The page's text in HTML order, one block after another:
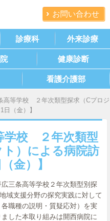
お問い合わせ
診療科 外来診療
健康診断
看護介護部
高等学校 ２年次類型探求（Cプロジ
（金）】
学校 ２年次類型
）による病院訪
金）】
三条高等学校２年次類型別探
域支援分野の探究実践に対して
職種の説明・質疑応対）を実
した本取り組みは開西病院に